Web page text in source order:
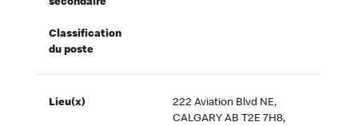
secondaire
Classification
du poste
Lieu(x)
222 Aviation Blvd NE,
CALGARY AB T2E 7H8,